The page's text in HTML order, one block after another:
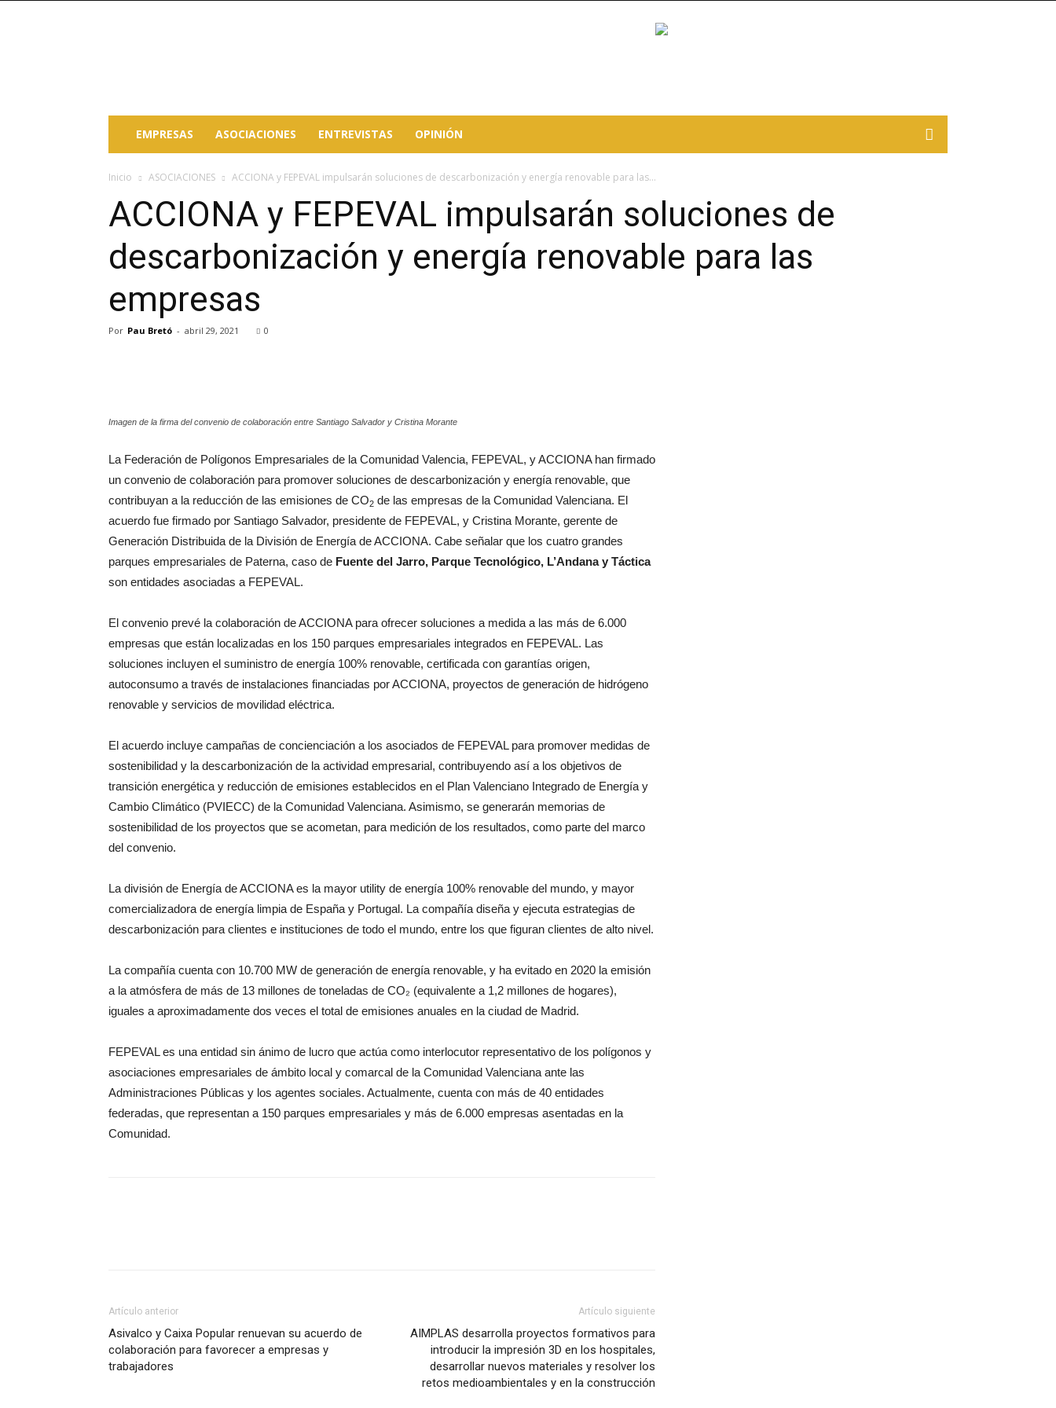
EMPRESAS ASOCIACIONES ENTREVISTAS OPINIÓN
Inicio ASOCIACIONES ACCIONA y FEPEVAL impulsarán soluciones de descarbonización y energía renovable para las...
ACCIONA y FEPEVAL impulsarán soluciones de
descarbonización y energía renovable para las
empresas
Por Pau Bretó - abril 29, 2021 0
Imagen de la firma del convenio de colaboración entre Santiago Salvador y Cristina Morante
La Federación de Polígonos Empresariales de la Comunidad Valencia, FEPEVAL, y ACCIONA han firmado
un convenio de colaboración para promover soluciones de descarbonización y energía renovable, que
contribuyan a la reducción de las emisiones de CO2 de las empresas de la Comunidad Valenciana. El
acuerdo fue firmado por Santiago Salvador, presidente de FEPEVAL, y Cristina Morante, gerente de
Generación Distribuida de la División de Energía de ACCIONA. Cabe señalar que los cuatro grandes
parques empresariales de Paterna, caso de Fuente del Jarro, Parque Tecnológico, L’Andana y Táctica
son entidades asociadas a FEPEVAL.
El convenio prevé la colaboración de ACCIONA para ofrecer soluciones a medida a las más de 6.000
empresas que están localizadas en los 150 parques empresariales integrados en FEPEVAL. Las
soluciones incluyen el suministro de energía 100% renovable, certificada con garantías origen,
autoconsumo a través de instalaciones financiadas por ACCIONA, proyectos de generación de hidrógeno
renovable y servicios de movilidad eléctrica.
El acuerdo incluye campañas de concienciación a los asociados de FEPEVAL para promover medidas de
sostenibilidad y la descarbonización de la actividad empresarial, contribuyendo así a los objetivos de
transición energética y reducción de emisiones establecidos en el Plan Valenciano Integrado de Energía y
Cambio Climático (PVIECC) de la Comunidad Valenciana. Asimismo, se generarán memorias de
sostenibilidad de los proyectos que se acometan, para medición de los resultados, como parte del marco
del convenio.
La división de Energía de ACCIONA es la mayor utility de energía 100% renovable del mundo, y mayor
comercializadora de energía limpia de España y Portugal. La compañía diseña y ejecuta estrategias de
descarbonización para clientes e instituciones de todo el mundo, entre los que figuran clientes de alto nivel.
La compañía cuenta con 10.700 MW de generación de energía renovable, y ha evitado en 2020 la emisión
a la atmósfera de más de 13 millones de toneladas de CO₂ (equivalente a 1,2 millones de hogares),
iguales a aproximadamente dos veces el total de emisiones anuales en la ciudad de Madrid.
FEPEVAL es una entidad sin ánimo de lucro que actúa como interlocutor representativo de los polígonos y
asociaciones empresariales de ámbito local y comarcal de la Comunidad Valenciana ante las
Administraciones Públicas y los agentes sociales. Actualmente, cuenta con más de 40 entidades
federadas, que representan a 150 parques empresariales y más de 6.000 empresas asentadas en la
Comunidad.
Artículo anterior
Asivalco y Caixa Popular renuevan su acuerdo de
colaboración para favorecer a empresas y
trabajadores
Artículo siguiente
AIMPLAS desarrolla proyectos formativos para
introducir la impresión 3D en los hospitales,
desarrollar nuevos materiales y resolver los
retos medioambientales y en la construcción